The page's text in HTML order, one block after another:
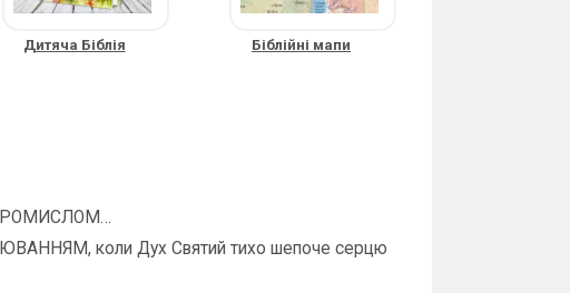
Дитяча Біблія Біблійні мапи
ПРОМИСЛОМ…
коли Дух Святий тихо шепоче серцю